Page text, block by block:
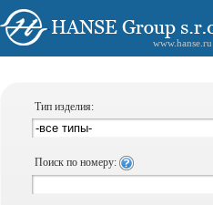
www.hanse.ru
Тип изделия:
Поиск по номеру: